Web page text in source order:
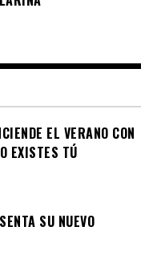
EL VERANO CON
EXISTES TÚ
SU NUEVO